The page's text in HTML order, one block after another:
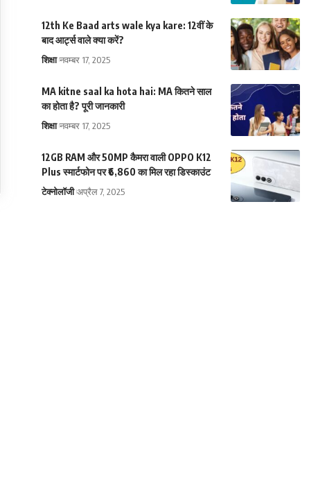
12th Ke Baad arts wale kya kare: 12वीं के
बाद आर्ट्स वाले क्या करें?
शिक्षा नवम्बर 17, 2025
MA kitne saal ka hota hai: MA कितने साल
का होता है? पूरी जानकारी
शिक्षा नवम्बर 17, 2025
12GB RAM और 50MP कैमरा वाली OPPO K12
Plus स्मार्टफोन पर ₹6,860 का मिल रहा डिस्काउंट
टेक्नोलॉजी अप्रैल 7, 2025